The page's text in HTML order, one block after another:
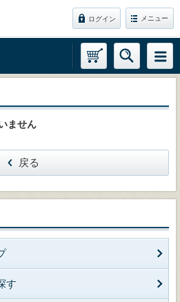
ログイン メニュー
ません
戻る
す